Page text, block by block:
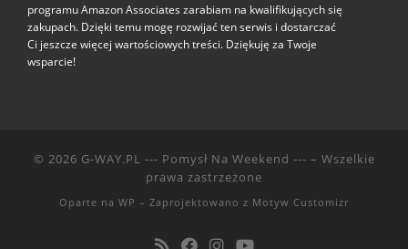
programu Amazon Associates zarabiam na kwalifikujących się
zakupach. Dzięki temu mogę rozwijać ten serwis i dostarczać
Ci jeszcze więcej wartościowych treści. Dziękuję za Twoje
wsparcie!
© 2026 G-WAY.PL --- Pomysł Na Weekend --- – Wszelkie
prawa zastrzeżone
Oparte na WP – Zaprojektowano z Motyw Customizr